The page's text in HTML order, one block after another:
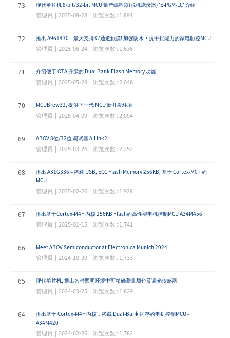
73 现代单片机 8-bit/32-bit MCU 量产编程器(脱机烧录器) 'E-PGM-LC' 介绍
管理員 | 2025-08-28 | 浏览次数 : 1,891
72 推出 A96T430 – 最大支持32通道触摸! 加强防水·抗干扰能力的家电触控MCU
管理員 | 2025-06-24 | 浏览次数 : 1,636
71 介绍便于 OTA 升级的 Dual Bank Flash Memory 功能
管理員 | 2025-05-28 | 浏览次数 : 2,048
70 MCUBrew32, 提供下一代 MCU 新开发环境
管理員 | 2025-04-09 | 浏览次数 : 2,094
69 ABOV 8位/32位 调试器 A-Link2
管理員 | 2025-03-26 | 浏览次数 : 2,252
68
推出 A31G336 – 搭载 USB, ECC Flash Memory 256KB, 基于 Cortex-M0+ 的
MCU
管理員 | 2025-02-26 | 浏览次数 : 1,928
67 推出基于Cortex-M4F 内核 256KB Flash的高性能电机控制MCU A34M456
管理員 | 2025-01-15 | 浏览次数 : 1,741
66 Meet ABOV Semiconductor at Electronica Munich 2024!
管理員 | 2024-10-30 | 浏览次数 : 1,733
65 现代单片机, 推出各种照明环境中可精确测量颜色及调光传感器
管理員 | 2024-03-25 | 浏览次数 : 1,829
64
推出基于 Cortex-M4F 内核，搭载 Dual-Bank 闪存的电机控制MCU -
A34M420
管理員 | 2024-02-26 | 浏览次数 : 1,782